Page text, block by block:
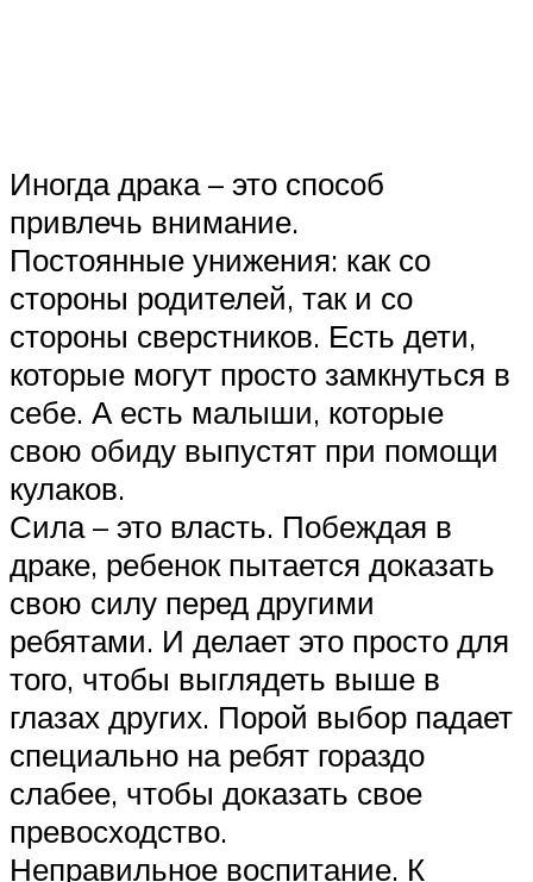
Иногда драка – это способ
привлечь внимание.
Постоянные унижения: как со
стороны родителей, так и со
стороны сверстников. Есть дети,
которые могут просто замкнуться в
себе. А есть малыши, которые
свою обиду выпустят при помощи
кулаков.
Сила – это власть. Побеждая в
драке, ребенок пытается доказать
свою силу перед другими
ребятами. И делает это просто для
того, чтобы выглядеть выше в
глазах других. Порой выбор падает
специально на ребят гораздо
слабее, чтобы доказать свое
превосходство.
Неправильное воспитание. К